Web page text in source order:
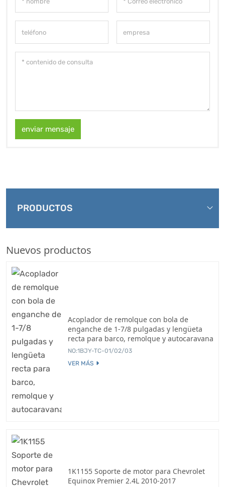
enviar mensaje
PRODUCTOS
Nuevos productos
Acoplador de remolque con bola de
enganche de 1-7/8 pulgadas y lengüeta
recta para barco, remolque y autocaravana
NO:1BJY-TC-01/02/03
VER MÁS
1K1155 Soporte de motor para Chevrolet
Equinox Premier 2.4L 2010-2017